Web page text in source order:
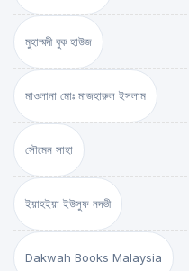
মুহাম্মদী বুক হাউজ
মাওলানা মোঃ মাজহারুল ইসলাম
সৌমেন সাহা
ইয়াহইয়া ইউসুফ নদভী
Dakwah Books Malaysia